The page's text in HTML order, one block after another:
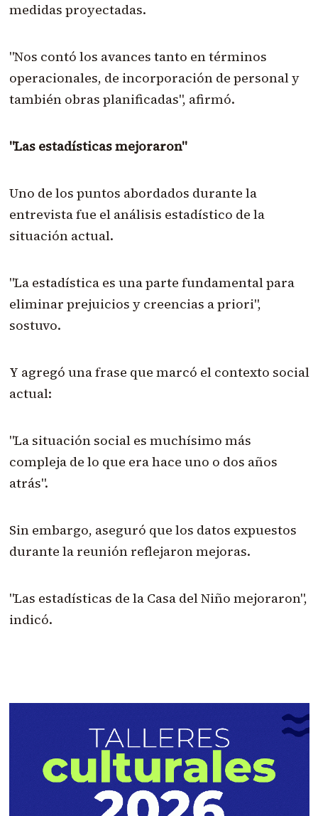
medidas proyectadas.
"Nos contó los avances tanto en términos
operacionales, de incorporación de personal y
también obras planificadas", afirmó.
"Las estadísticas mejoraron"
Uno de los puntos abordados durante la
entrevista fue el análisis estadístico de la
situación actual.
"La estadística es una parte fundamental para
eliminar prejuicios y creencias a priori",
sostuvo.
Y agregó una frase que marcó el contexto social
actual:
"La situación social es muchísimo más
compleja de lo que era hace uno o dos años
atrás".
Sin embargo, aseguró que los datos expuestos
durante la reunión reflejaron mejoras.
"Las estadísticas de la Casa del Niño mejoraron",
indicó.